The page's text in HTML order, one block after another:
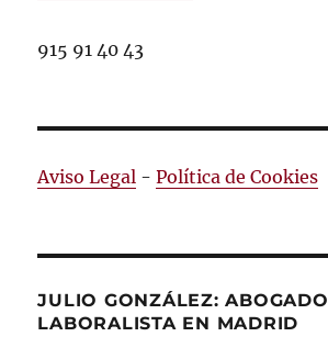
915 91 40 43
Aviso Legal -Política de Cookies
JULIO GONZÁLEZ: ABOGADO
LABORALISTA EN MADRID